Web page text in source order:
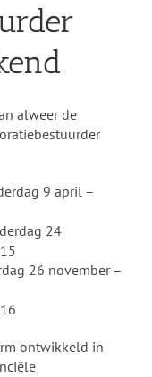
alweer de
9 april –
24
26 november –
ontwikkeld in